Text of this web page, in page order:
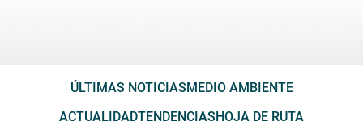
ÚLTIMAS NOTICIAS MEDIO AMBIENTE
ACTUALIDADTENDENCIAS HOJA DE RUTA